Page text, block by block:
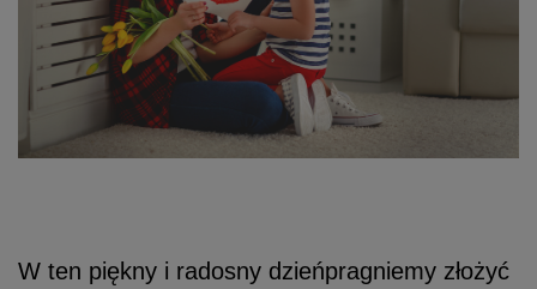
W ten piękny i radosny dzieńpragniemy złożyć